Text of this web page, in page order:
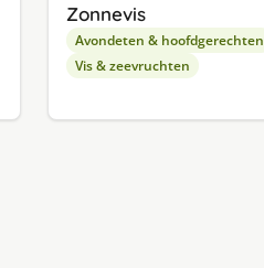
Zonnevis
Avondeten & hoofdgerechten
Vis & zeevruchten